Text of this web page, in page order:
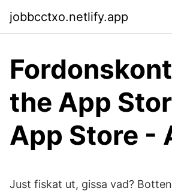
jobbcctxo.netlify.app
the App
App Store -
Just fiskat ut, gissa vad?